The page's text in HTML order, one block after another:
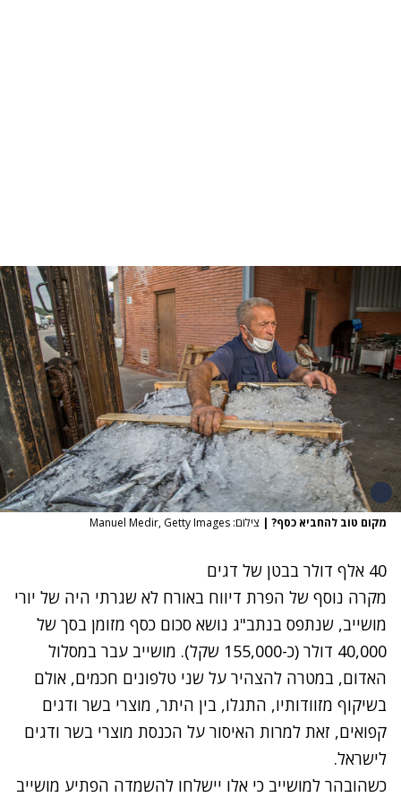
מקום טוב להחביא כסף? | צילום: Manuel Medir, Getty Images
40 אלף דולר בבטן של דגים
מקרה נוסף של הפרת דיווח באורח לא שגרתי היה של יורי
מושייב, שנתפס בנתב"ג נושא סכום כסף מזומן בסך של
40,000 דולר (כ-155,000 שקל). מושייב עבר במסלול
האדום, במטרה להצהיר על שני טלפונים חכמים, אולם
בשיקוף מזוודותיו, התגלו, בין היתר, מוצרי בשר ודגים
קפואים, זאת למרות האיסור על הכנסת מוצרי בשר ודגים
לישראל.
כשהובהר למושייב כי אלו יישלחו להשמדה הפתיע מושייב